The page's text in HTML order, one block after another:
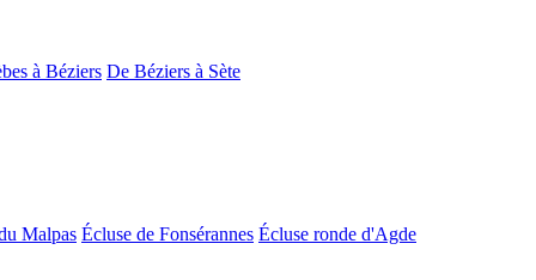
à Béziers De Béziers à Sète
Malpas Écluse de Fonsérannes Écluse ronde d'Agde